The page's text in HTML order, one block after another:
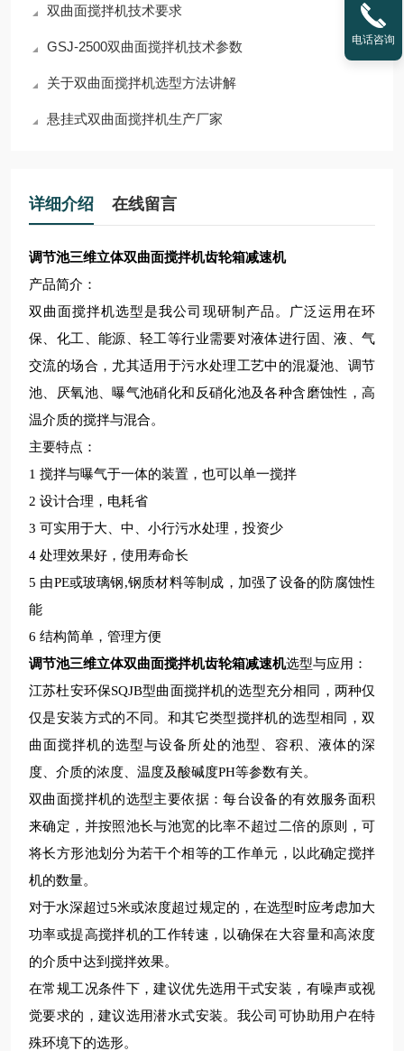
双曲面搅拌机技术要求
GSJ-2500双曲面搅拌机技术参数
关于双曲面搅拌机选型方法讲解
悬挂式双曲面搅拌机生产厂家
详细介绍 在线留言
调节池三维立体双曲面搅拌机齿轮箱减速机
产品简介 ：
双曲面搅拌机选型是我公司现研制产品。广泛运用在环
保、化工、能源、轻工等行业需要对液体进行固、液、气
交流的场合，尤其适用于污水处理工艺中的混凝池、调节
池、厌氧池、曝气池硝化和反硝化池及各种含磨蚀性，高
温介质的搅拌与混合。
主要特点 ：
1 搅拌与曝气于一体的装置，也可以单一搅拌
2 设计合理，电耗省
3 可实用于大、中、小行污水处理，投资少
4 处理效果好，使用寿命长
5 由PE或玻璃钢,钢质材料等制成，加强了设备的防腐蚀性
能
6 结构简单，管理方便
调节池三维立体双曲面搅拌机齿轮箱减速机选型与应用：
江苏杜安环保SQJB型曲面搅拌机的选型充分相同，两种仅
仅是安装方式的不同。和其它类型搅拌机的选型相同， 双
曲面搅拌机的选型与设备所处的池型、容积、液体的深
度、介质的浓度、温度及酸碱度PH等参数有关。
双曲面搅拌机的选型主要依据：每台设备的有效服务面积
来确定，并按照池长与池宽的比率不超过二倍的原则，可
将长方形池划分为若干个相等的工作单元，以此确定搅拌
机的数量。
对于水深超过5米或浓度超过规定的，在选型时应考虑加大
功率或提高搅拌机的工作转速，以确保在大容量和高浓度
的介质中达到搅拌效果。
在常规工况条件下，建议优先选用干式安装，有噪声或视
觉要求的，建议选用潜水式安装。我公司可协助用户在特
殊环境下的选形。
电话咨询